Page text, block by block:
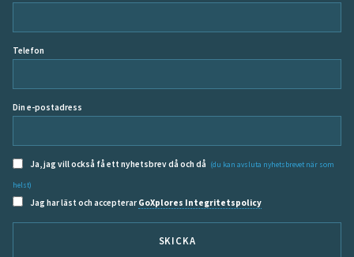
Telefon
Din e-postadress
Ja, jag vill också få ett nyhetsbrev då och då (du kan avsluta nyhetsbrevet när som
helst)
Jag har läst och accepterar GoXplores Integritetspolicy
SKICKA